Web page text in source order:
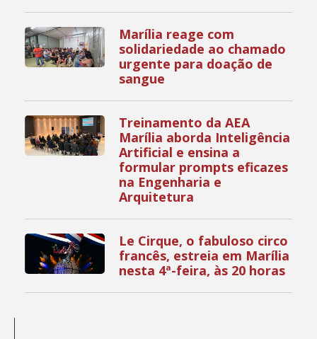
Marília reage com
solidariedade ao chamado
urgente para doação de
sangue
Treinamento da AEA
Marília aborda Inteligência
Artificial e ensina a
formular prompts eficazes
na Engenharia e
Arquitetura
Le Cirque, o fabuloso circo
francês, estreia em Marília
nesta 4ª-feira, às 20 horas